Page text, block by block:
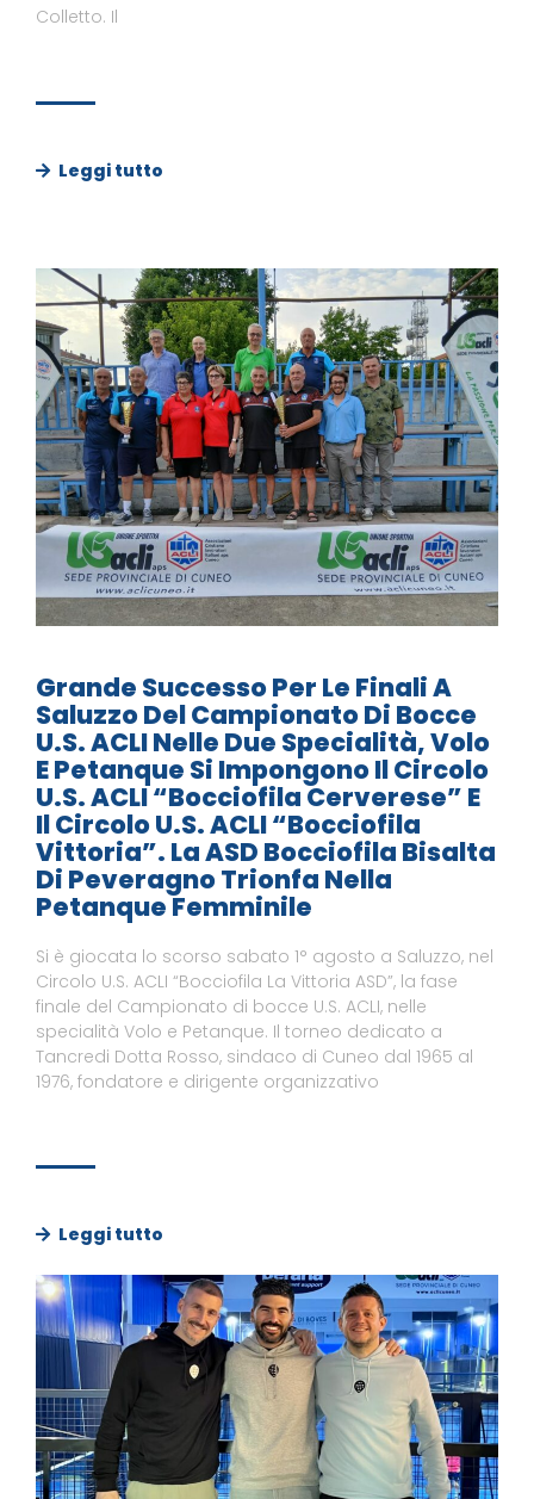
Colletto. Il
Leggi tutto
Grande Successo Per Le Finali A
Saluzzo Del Campionato Di Bocce
U.S. ACLI Nelle Due Specialità, Volo
E Petanque Si Impongono Il Circolo
U.S. ACLI “Bocciofila Cerverese” E
Il Circolo U.S. ACLI “Bocciofila
Vittoria”. La ASD Bocciofila Bisalta
Di Peveragno Trionfa Nella
Petanque Femminile
Si è giocata lo scorso sabato 1° agosto a Saluzzo, nel
Circolo U.S. ACLI “Bocciofila La Vittoria ASD”, la fase
finale del Campionato di bocce U.S. ACLI, nelle
specialità Volo e Petanque. Il torneo dedicato a
Tancredi Dotta Rosso, sindaco di Cuneo dal 1965 al
1976, fondatore e dirigente organizzativo
Leggi tutto